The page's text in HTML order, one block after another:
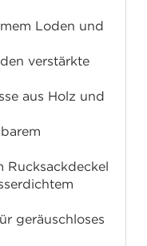
Loden und
verstärkte
aus Holz und
Rucksackdeckel
geräuschloses